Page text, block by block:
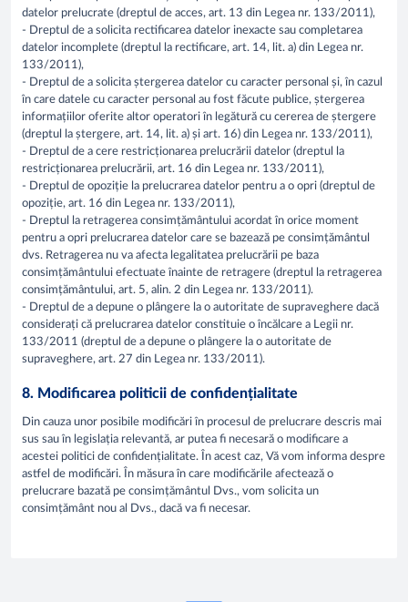
datelor prelucrate (dreptul de acces, art. 13 din Legea nr. 133/2011),
- Dreptul de a solicita rectificarea datelor inexacte sau completarea
datelor incomplete (dreptul la rectificare, art. 14, lit. a) din Legea nr.
133/2011),
- Dreptul de a solicita ștergerea datelor cu caracter personal și, în cazul
în care datele cu caracter personal au fost făcute publice, ștergerea
informațiilor oferite altor operatori în legătură cu cererea de ștergere
(dreptul la ștergere, art. 14, lit. a) și art. 16) din Legea nr. 133/2011),
- Dreptul de a cere restricționarea prelucrării datelor (dreptul la
restricționarea prelucrării, art. 16 din Legea nr. 133/2011),
- Dreptul de opoziție la prelucrarea datelor pentru a o opri (dreptul de
opoziție, art. 16 din Legea nr. 133/2011),
- Dreptul la retragerea consimțământului acordat în orice moment
pentru a opri prelucrarea datelor care se bazează pe consimțământul
dvs. Retragerea nu va afecta legalitatea prelucrării pe baza
consimțământului efectuate înainte de retragere (dreptul la retragerea
consimțământului, art. 5, alin. 2 din Legea nr. 133/2011).
- Dreptul de a depune o plângere la o autoritate de supraveghere dacă
considerați că prelucrarea datelor constituie o încălcare a Legii nr.
133/2011 (dreptul de a depune o plângere la o autoritate de
supraveghere, art. 27 din Legea nr. 133/2011).
8. Modificarea politicii de confidențialitate
Din cauza unor posibile modificări în procesul de prelucrare descris mai
sus sau în legislația relevantă, ar putea fi necesară o modificare a
acestei politici de confidențialitate. În acest caz, Vă vom informa despre
astfel de modificări. În măsura în care modificările afectează o
prelucrare bazată pe consimțământul Dvs., vom solicita un
consimțământ nou al Dvs., dacă va fi necesar.